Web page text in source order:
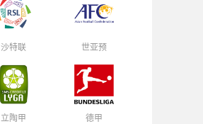
沙特联 世亚预
立陶甲 德甲